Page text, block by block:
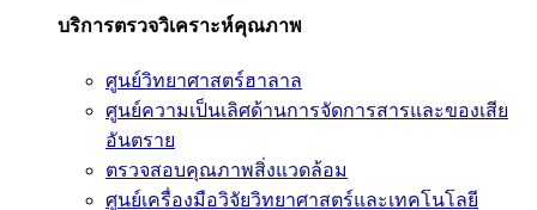
บริการตรวจวิเคราะห์คุณภาพ
ศูนย์วิทยาศาสตร์ฮาลาล
ศูนย์ความเป็นเลิศด้านการจัดการสารและของเสีย
อันตราย
ตรวจสอบคุณภาพสิ่งแวดล้อม
ศูนย์เครื่องมือวิจัยวิทยาศาสตร์และเทคโนโลยี